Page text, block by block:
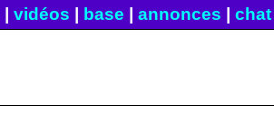
vidéos base annonces chat|